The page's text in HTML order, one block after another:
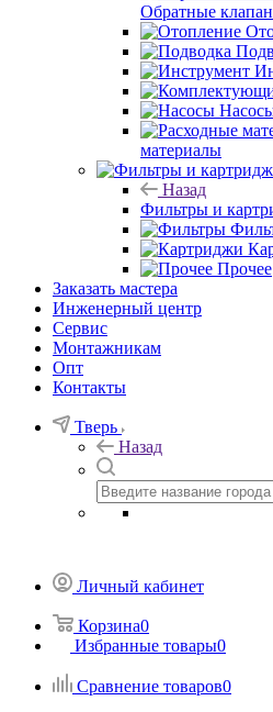
Обратные
материалы
Назад
Фильтры и
Прочее
Заказать мастера
Инженерный центр
Сервис
Монтажникам
Опт
Контакты
Тверь
Назад
Личный кабинет
Корзина0
Избранные товары0
Сравнение товаров0